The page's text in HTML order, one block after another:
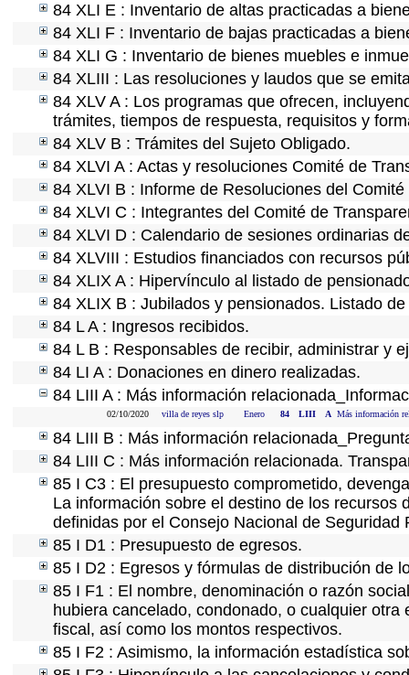
84 XLI E : Inventario de altas practicadas a
84 XLI F : Inventario de bajas practicadas a
84 XLI G : Inventario de bienes muebles e
84 XLIII : Las resoluciones y laudos que se
84 XLV A : Los programas que ofrecen,
trámites, tiempos de respuesta, requisitos y
84 XLV B : Trámites del Sujeto Obligado.
84 XLVI A : Actas y resoluciones Comité de
84 XLVI B : Informe de Resoluciones del
84 XLVI C : Integrantes del Comité de
84 XLVI D : Calendario de sesiones ordinarias
84 XLVIII : Estudios financiados con recursos
84 XLIX A : Hipervínculo al listado de
84 XLIX B : Jubilados y pensionados. Listado
84 L A : Ingresos recibidos.
84 L B : Responsables de recibir, administrar y
84 LI A : Donaciones en dinero realizadas.
84 LIII A : Más información
02/10/2020 villa de reyes slp Enero 84 LIII A Más información
84 LIII B : Más información
84 LIII C : Más información relacionada.
85 I C3 : El presupuesto comprometido,
La información sobre el destino de los
definidas por el Consejo Nacional de Seguridad
85 I D1 : Presupuesto de egresos.
85 I D2 : Egresos y fórmulas de distribución de
85 I F1 : El nombre, denominación o razón
hubiera cancelado, condonado, o cualquier
fiscal, así como los montos respectivos.
85 I F2 : Asimismo, la información estadística